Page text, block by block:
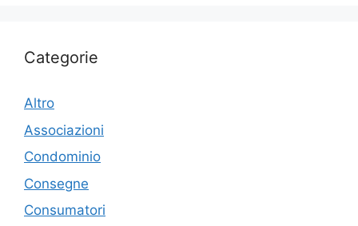
Categorie
Altro
Associazioni
Condominio
Consegne
Consumatori